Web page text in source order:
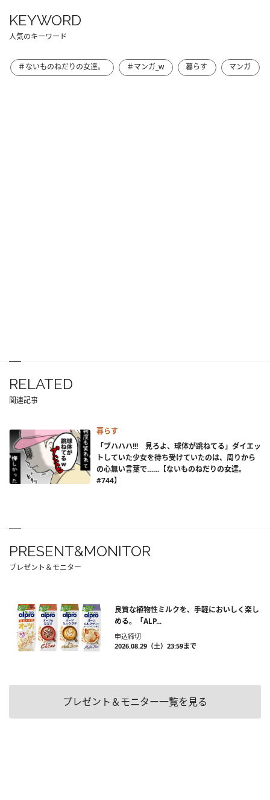
KEYWORD
人気のキーワード
＃ないものねだりの女達。 ＃マンガ_w 暮らす マンガ
RELATED
関連記事
暮らす
「ブハハハ!!! 見ろよ、球体が跳ねてる」ダイエッ
トしていた少女を待ち受けていたのは、周りから
の心無い言葉で……【ないものねだりの女達。
#744】
PRESENT&MONITOR
プレゼント＆モニター
良質な植物性ミルクを、手軽においしく楽し
める。「ALP...
申込締切
2026.08.29（土）23:59まで
プレゼント＆モニター一覧を見る